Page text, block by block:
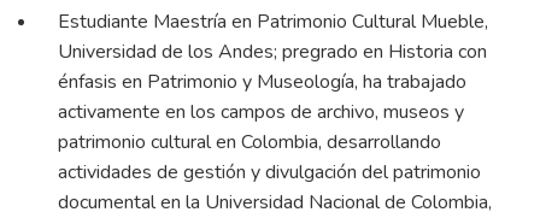
Estudiante Maestría en Patrimonio Cultural Mueble,
Universidad de los Andes; pregrado en Historia con
énfasis en Patrimonio y Museología, ha trabajado
activamente en los campos de archivo, museos y
patrimonio cultural en Colombia, desarrollando
actividades de gestión y divulgación del patrimonio
documental en la Universidad Nacional de Colombia,